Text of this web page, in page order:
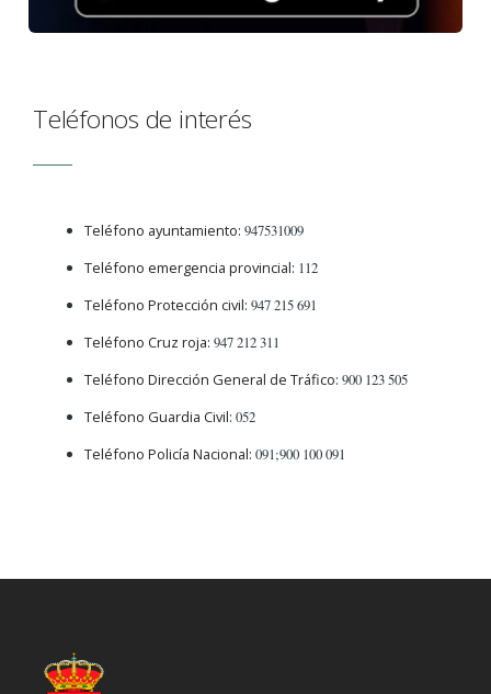
Teléfonos de interés
Teléfono ayuntamiento: 947531009
Teléfono emergencia provincial: 112
Teléfono Protección civil: 947 215 691
Teléfono Cruz roja: 947 212 311
Teléfono Dirección General de Tráfico: 900 123 505
Teléfono Guardia Civil: 052
Teléfono Policía Nacional: 091;900 100 091